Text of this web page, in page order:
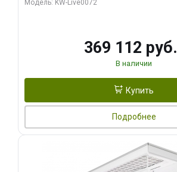
Модель: KW-Live0072
369 112 руб.
В наличии
Купить
Подробнее